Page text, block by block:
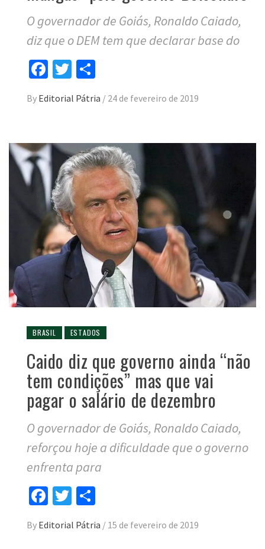
O governador de Goiás, Ronaldo Caiado,
diz que o DEM tem que declarar base do
Facebook
Twitter
By Editorial Pátria / 24 de fevereiro de 2019
BRASIL ESTADOS
Caido diz que governo ainda “não
tem condições” mas que vai
pagar o salário de dezembro
O governador de Goiás, Ronaldo Caiado,
reforçou hoje a dificuldade que o governo
enfrenta para
Facebook
Twitter
By Editorial Pátria / 15 de fevereiro de 2019